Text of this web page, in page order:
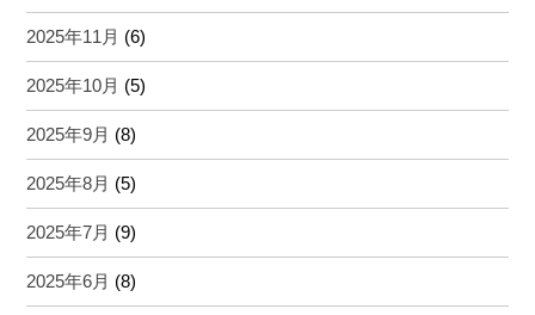
2025年11月 (6)
2025年10月 (5)
2025年9月 (8)
2025年8月 (5)
2025年7月 (9)
2025年6月 (8)